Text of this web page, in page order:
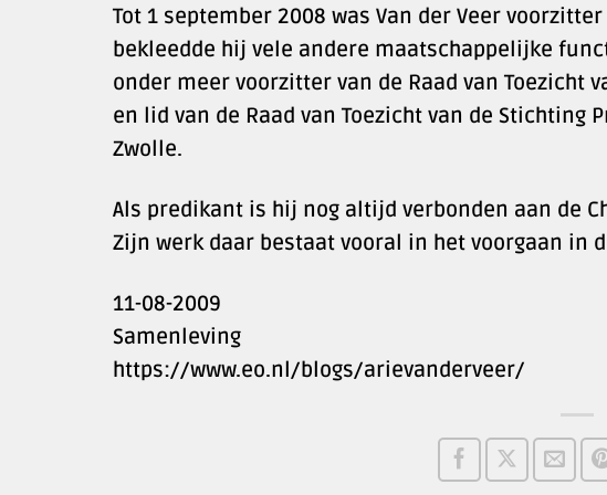
Tot 1 september 2008 was Van der Veer
bekleedde hij vele andere maatschappelijke
onder meer voorzitter van de Raad van Toezicht
en lid van de Raad van Toezicht van de
Zwolle.
Als predikant is hij nog altijd verbonden aan de
Zijn werk daar bestaat vooral in het voorgaan in
11-08-2009
Samenleving
https://www.eo.nl/blogs/arievanderveer/